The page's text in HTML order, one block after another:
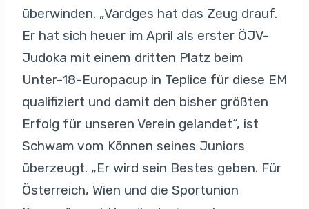
überwinden. „Vardges hat das Zeug drauf.
Er hat sich heuer im April als erster ÖJV-
Judoka mit einem dritten Platz beim
Unter-18-Europacup in Teplice für diese EM
qualifiziert und damit den bisher größten
Erfolg für unseren Verein gelandet“, ist
Schwam vom Können seines Juniors
überzeugt. „Er wird sein Bestes geben. Für
Österreich, Wien und die Sportunion